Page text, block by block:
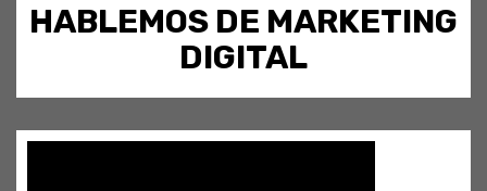
HABLEMOS DE MARKETING
DIGITAL